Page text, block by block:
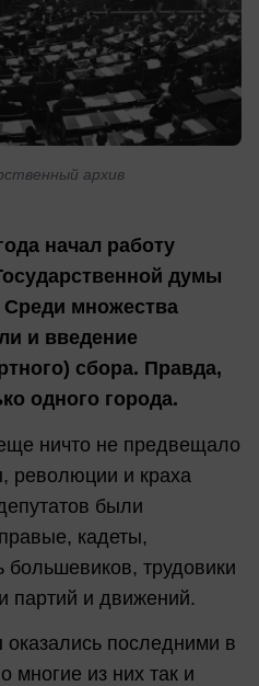
архив
начал работу
думы
множества
и введение
сбора. Правда,
одного города.
ничто не предвещало
революции и краха
были
кадеты,
большевиков, трудовики
партий и движений.
последними в
многие из них так и